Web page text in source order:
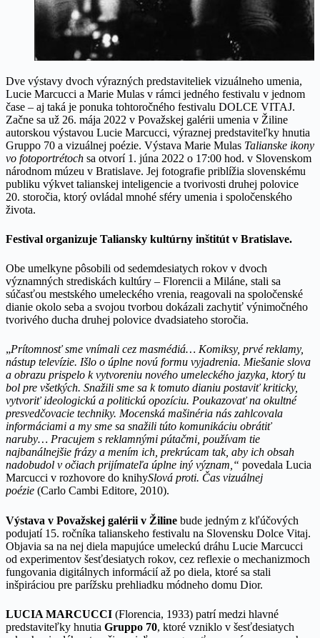
Dve výstavy dvoch výrazných predstaviteliek vizuálneho umenia,
Lucie Marcucci a Marie Mulas v rámci jedného festivalu v jednom
čase – aj taká je ponuka tohtoročného festivalu DOLCE VITAJ.
Začne sa už 26. mája 2022 v Považskej galérii umenia v Žiline
autorskou výstavou Lucie Marcucci, výraznej predstaviteľky hnutia
Gruppo 70 a vizuálnej poézie. Výstava Marie Mulas Talianske ikony
vo fotoportrétoch sa otvorí 1. júna 2022 o 17:00 hod. v Slovenskom
národnom múzeu v Bratislave. Jej fotografie priblížia slovenskému
publiku výkvet talianskej inteligencie a tvorivosti druhej polovice
20. storočia, ktorý ovládal mnohé sféry umenia i spoločenského
života.
Festival organizuje Taliansky kultúrny inštitút v Bratislave.
Obe umelkyne pôsobili od sedemdesiatych rokov v dvoch
významných strediskách kultúry – Florencii a Miláne, stali sa
súčasťou mestského umeleckého vrenia, reagovali na spoločenské
dianie okolo seba a svojou tvorbou dokázali zachytiť výnimočného
tvorivého ducha druhej polovice dvadsiateho storočia.
„Prítomnosť sme vnímali cez masmédiá… Komiksy, prvé reklamy,
nástup televízie. Išlo o úplne novú formu vyjadrenia. Miešanie slova
a obrazu prispelo k vytvoreniu nového umeleckého jazyka, ktorý tu
bol pre všetkých. Snažili sme sa k tomuto dianiu postaviť kriticky,
vytvoriť ideologickú a politickú opozíciu. Poukazovať na okultné
presvedčovacie techniky. Mocenská mašinéria nás zahlcovala
informáciami a my sme sa snažili túto komunikáciu obrátiť
naruby… Pracujem s reklamnými pútačmi, používam tie
najbanálnejšie frázy a mením ich, prekrúcam tak, aby ich obsah
nadobudol v očiach prijímateľa úplne iný význam,“ povedala Lucia
Marcucci v rozhovore do knihySlová proti. Čas vizuálnej
poézie (Carlo Cambi Editore, 2010).
Výstava v Považskej galérii v Žiline bude jedným z kľúčových
podujatí 15. ročníka talianskeho festivalu na Slovensku Dolce Vitaj.
Objavia sa na nej diela mapujúce umeleckú dráhu Lucie Marcucci
od experimentov šesťdesiatych rokov, cez reflexie o mechanizmoch
fungovania digitálnych informácií až po diela, ktoré sa stali
inšpiráciou pre parížsku prehliadku módneho domu Dior.
LUCIA MARCUCCI (Florencia, 1933) patrí medzi hlavné
predstaviteľky hnutia Gruppo 70, ktoré vzniklo v šesťdesiatych